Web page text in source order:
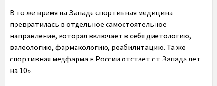
В то же время на Западе спортивная медицина
превратилась в отдельное самостоятельное
направление, которая включает в себя диетологию,
валеологию, фармакологию, реабилитацию. Та же
спортивная медфарма в России отстает от Запада лет
на 10».